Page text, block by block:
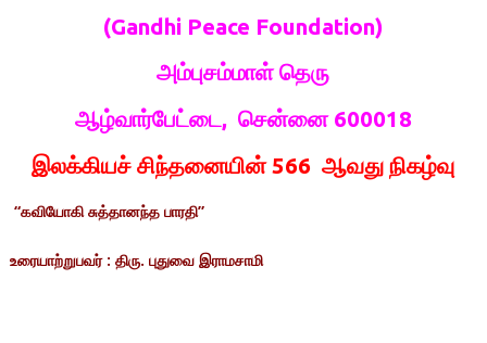
(Gandhi Peace Foundation)
அம்புசம்மாள் தெரு
ஆழ்வார்பேட்டை, சென்னை 600018
இலக்கியச் சிந்தனையின் 566 ஆவது நிகழ்வு
“கவியோகி சுத்தானந்த பாரதி”
உரையாற்றுபவர் : திரு. புதுவை இராமசாமி